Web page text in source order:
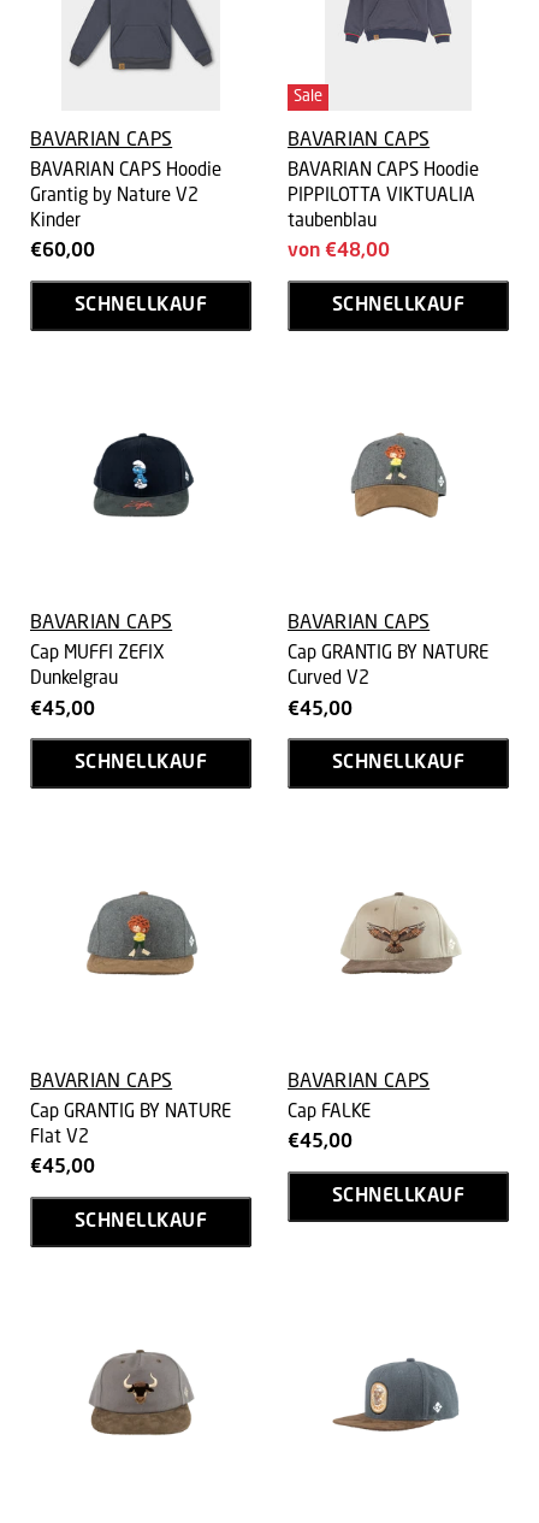
BAVARIAN CAPS
BAVARIAN CAPS Hoodie
Grantig by Nature V2
Kinder
€60,00
SCHNELLKAUF
Sale
BAVARIAN CAPS
BAVARIAN CAPS Hoodie
PIPPILOTTA VIKTUALIA
taubenblau
von €48,00
SCHNELLKAUF
BAVARIAN CAPS
Cap MUFFI ZEFIX
Dunkelgrau
€45,00
SCHNELLKAUF
BAVARIAN CAPS
Cap GRANTIG BY NATURE
Curved V2
€45,00
SCHNELLKAUF
BAVARIAN CAPS
Cap GRANTIG BY NATURE
Flat V2
€45,00
SCHNELLKAUF
BAVARIAN CAPS
Cap FALKE
€45,00
SCHNELLKAUF